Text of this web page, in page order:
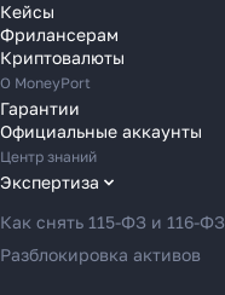
Переводы в Францию
Переводы в Хорватию
Переводы в Черногорию
Переводы в Чехию
Переводы в Швейцарию
Переводы в Эстонию
Переводы в Азербайджан
Переводы в Армению
Кейсы
Фрилансерам
Криптовалюты
О MoneyPort
Гарантии
Официальные аккаунты
Центр знаний
Экспертиза
Как снять 115-ФЗ и 116-ФЗ
Разблокировка активов